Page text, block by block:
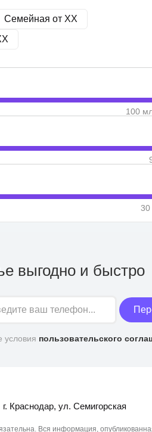
Семейная от XX
100
30
выгодно и быстро
условия пользовательского
г. Краснодар, ул. Семигорская
Вся информация,